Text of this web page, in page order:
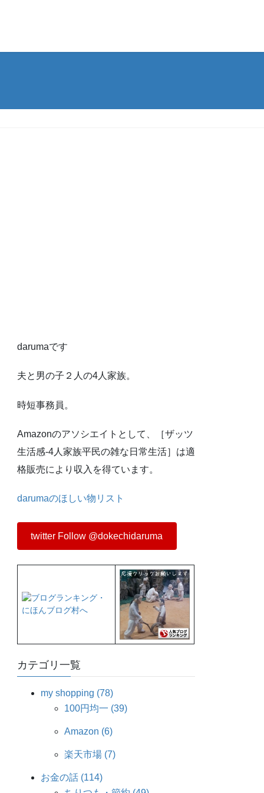
darumaです
夫と男の子２人の4人家族。
時短事務員。
Amazonのアソシエイトとして、［ザッツ
生活感-4人家族平民の雑な日常生活］は適
格販売により収入を得ています。
darumaのほしい物リスト
twitter Follow @dokechidaruma
カテゴリ一覧
my shopping (78)
100円均一 (39)
Amazon (6)
楽天市場 (7)
お金の話 (114)